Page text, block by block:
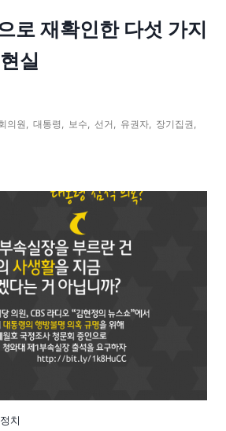
로 재확인한 다섯 가지
실
의원 대통령 보수 선거 유권자 장기집권
정치